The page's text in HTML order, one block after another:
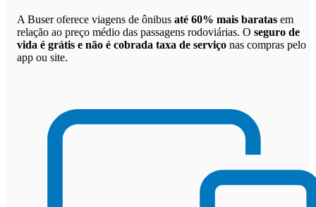
A Buser oferece viagens de ônibus até 60% mais baratas em
relação ao preço médio das passagens rodoviárias. O seguro de
vida é grátis e não é cobrada taxa de serviço nas compras pelo
app ou site.